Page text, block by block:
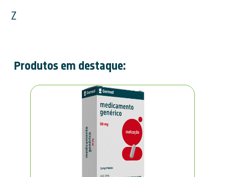
Z
Produtos em destaque: